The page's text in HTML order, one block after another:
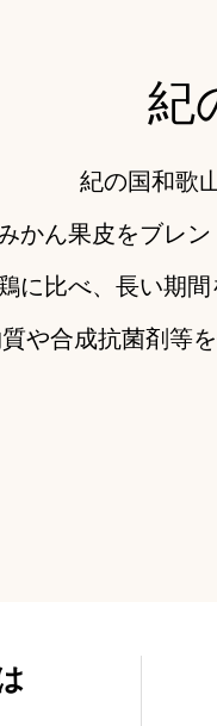
紀
紀の国和歌
かん果皮をブレン
に比べ、長い期
や合成抗菌剤等